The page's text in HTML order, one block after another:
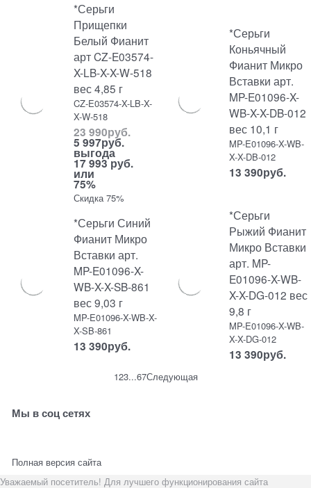
*Серьги
Прищепки
Белый Фианит
арт CZ-E03574-
X-LB-X-X-W-518
вес 4,85 г
CZ-E03574-X-LB-X-
X-W-518
23 990руб.
5 997руб.
выгода
17 993 руб.
или
75%
Скидка 75%
*Серьги
Коньячный
Фианит Микро
Вставки арт.
MP-E01096-X-
WB-X-X-DB-012
вес 10,1 г
MP-E01096-X-WB-
X-X-DB-012
13 390руб.
*Серьги Синий
Фианит Микро
Вставки арт.
MP-E01096-X-
WB-X-X-SB-861
вес 9,03 г
MP-E01096-X-WB-X-
X-SB-861
13 390руб.
*Серьги
Рыжий Фианит
Микро Вставки
арт. MP-
E01096-X-WB-
X-X-DG-012 вес
9,8 г
MP-E01096-X-WB-
X-X-DG-012
13 390руб.
123...67Следующая
Мы в соц сетях
Полная версия сайта
Уважаемый посетитель! Для лучшего функционирования сайта